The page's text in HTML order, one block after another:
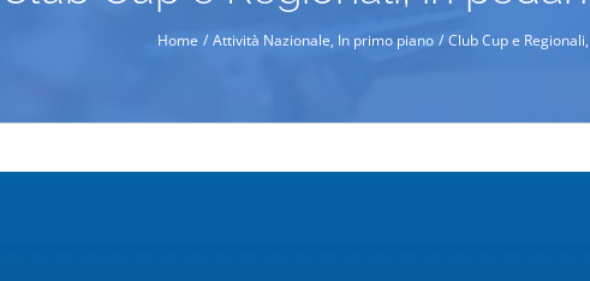
Home Attività Nazionale In primo piano Club Cup e